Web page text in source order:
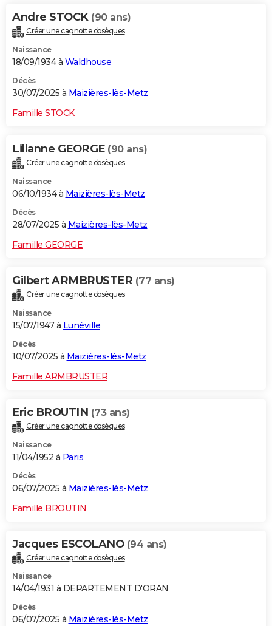
Andre STOCK (90 ans)
Créer une cagnotte obsèques
Naissance
18/09/1934 à Waldhouse
Décès
30/07/2025 à Maizières-lès-Metz
Famille STOCK
Lilianne GEORGE (90 ans)
Créer une cagnotte obsèques
Naissance
06/10/1934 à Maizières-lès-Metz
Décès
28/07/2025 à Maizières-lès-Metz
Famille GEORGE
Gilbert ARMBRUSTER (77 ans)
Créer une cagnotte obsèques
Naissance
15/07/1947 à Lunéville
Décès
10/07/2025 à Maizières-lès-Metz
Famille ARMBRUSTER
Eric BROUTIN (73 ans)
Créer une cagnotte obsèques
Naissance
11/04/1952 à Paris
Décès
06/07/2025 à Maizières-lès-Metz
Famille BROUTIN
Jacques ESCOLANO (94 ans)
Créer une cagnotte obsèques
Naissance
14/04/1931 à DEPARTEMENT D'ORAN
Décès
06/07/2025 à Maizières-lès-Metz